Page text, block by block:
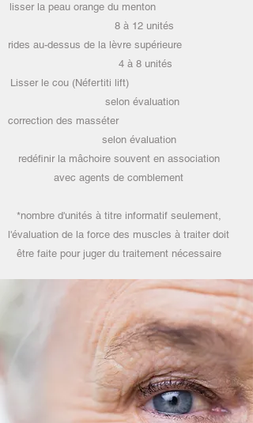
lisser la peau orange du menton
8 à 12 unités
rides au-dessus de la lèvre supérieure
4 à 8 unités
Lisser le cou (Néfertiti lift)
selon évaluation
correction des masséter
selon évaluation
redéfinir la mâchoire souvent en association
avec agents de comblement
*nombre d'unités à titre informatif seulement,
l'évaluation de la force des muscles à traiter doit
être faite pour juger du traitement nécessaire